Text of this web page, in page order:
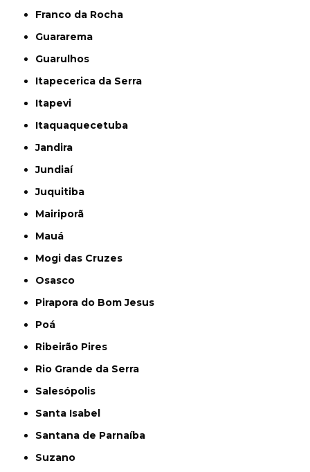
Franco da Rocha
Guararema
Guarulhos
Itapecerica da Serra
Itapevi
Itaquaquecetuba
Jandira
Jundiaí
Juquitiba
Mairiporã
Mauá
Mogi das Cruzes
Osasco
Pirapora do Bom Jesus
Poá
Ribeirão Pires
Rio Grande da Serra
Salesópolis
Santa Isabel
Santana de Parnaíba
Suzano